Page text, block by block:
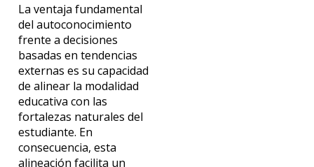
La ventaja fundamental
del autoconocimiento
frente a decisiones
basadas en tendencias
externas es su capacidad
de alinear la modalidad
educativa con las
fortalezas naturales del
estudiante. En
consecuencia, esta
alineación facilita un